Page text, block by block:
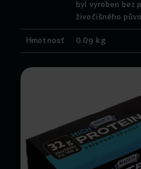
byl vyroben bez
živočišného
Hmotnosť 0.09 kg